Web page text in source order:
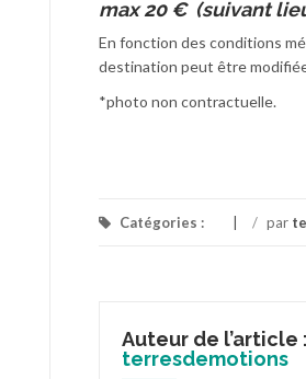
max 20 € (suivant
En fonction des conditions
destination peut être
*photo non contractuelle.
Catégories : / par
Auteur de l’article :
terresdemotions